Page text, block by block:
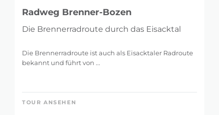
Radweg Brenner-Bozen
Die Brennerradroute durch das Eisacktal
Die Brennerradroute ist auch als Eisacktaler Radroute
bekannt und führt von ...
TOUR ANSEHEN